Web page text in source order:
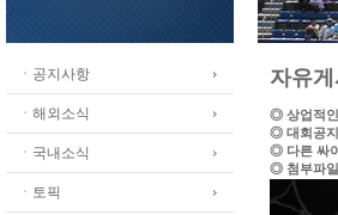
ㆍ공지사항
ㆍ해외소식
ㆍ국내소식
ㆍ토픽
자유
◎ 상업적인
◎ 대회공
◎ 다른 싸
◎ 첨부파일